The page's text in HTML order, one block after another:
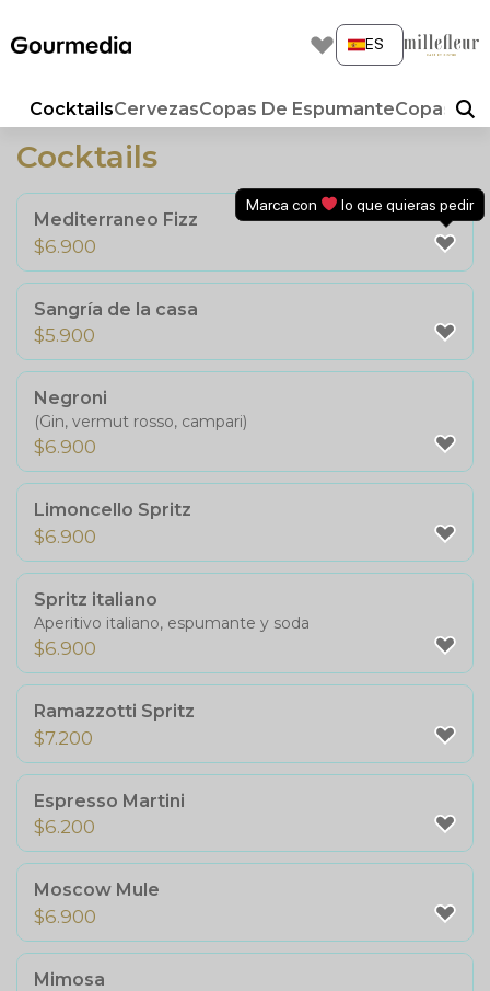
content
ES
CocktailsCervezasCopas De EspumanteCopas De
Cocktails
Mediterraneo Fizz
$6.900
Sangría de la casa
$5.900
Negroni
(Gin, vermut rosso, campari)
$6.900
Limoncello Spritz
$6.900
Spritz italiano
Aperitivo italiano, espumante y soda
$6.900
Ramazzotti Spritz
$7.200
Espresso Martini
$6.200
Moscow Mule
$6.900
Mimosa
Marca con lo que quieras pedir